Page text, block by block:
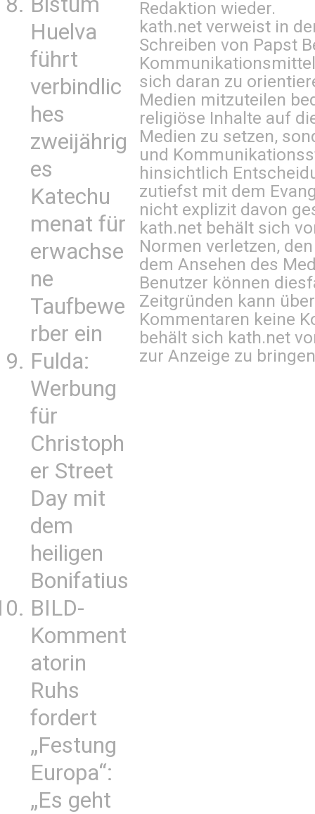
Huelva
führt
verbindlic
hes
zweijährig
es
Katechu
menat für
erwachse
ne
Taufbewe
rber ein
Fulda:
Werbung
für
Christoph
er Street
Day mit
dem
heiligen
Bonifatius
BILD-
Komment
atorin
Ruhs
fordert
„Festung
Europa“:
„Es geht
Redaktion wieder.
kath.net verweist in
Schreiben von Papst
sich daran zu
Medien mitzuteilen
religiöse Inhalte auf
Medien zu setzen,
und
hinsichtlich
zutiefst mit dem
nicht explizit davon
kath.net behält sich
Normen verletzen,
dem Ansehen des
Benutzer können
Zeitgründen kann
Kommentaren keine
behält sich kath.net
zur Anzeige zu